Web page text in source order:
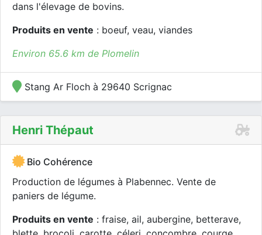
dans l'élevage de bovins.
Produits en vente : boeuf, veau, viandes
Environ 65.6 km de Plomelin
Stang Ar Floch à 29640 Scrignac
Henri Thépaut
Bio Cohérence
Production de légumes à Plabennec. Vente de
paniers de légume.
Produits en vente : fraise, ail, aubergine, betterave,